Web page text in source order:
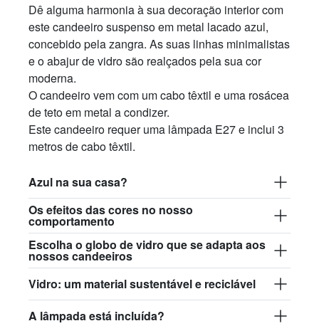
Dê alguma harmonia à sua decoração interior com
este candeeiro suspenso em metal lacado azul,
concebido pela zangra. As suas linhas minimalistas
e o abajur de vidro são realçados pela sua cor
moderna.
O candeeiro vem com um cabo têxtil e uma rosácea
de teto em metal a condizer.
Este candeeiro requer uma lâmpada E27 e inclui 3
metros de cabo têxtil.
Azul na sua casa?
Os efeitos das cores no nosso
comportamento
Escolha o globo de vidro que se adapta aos
nossos candeeiros
Vidro: um material sustentável e reciclável
A lâmpada está incluída?